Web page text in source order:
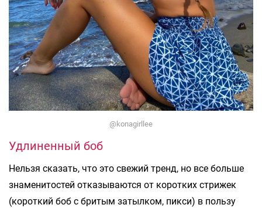
@konagirllee
Удлиненный боб
Нельзя сказать, что это свежий тренд, но все больше
знаменитостей отказываются от коротких стрижек
(короткий боб с бритым затылком, пикси) в пользу